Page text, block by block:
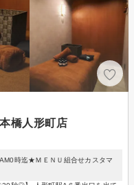
橋人形町店
時迄★ＭＥＮＵ組合せカスタマ